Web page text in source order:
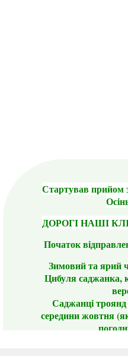
Стартував
ДОРОГІ НАШІ
Початок
Зимовий та ярий
Цибуля саджанка,
Саджанці троянд
середини жовтня
Цього сезону